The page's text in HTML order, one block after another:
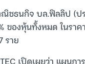
ชธนกิจ บล.ฟิลลิป (ป
ของหุ้นทั้งหมด ในรา
ราย
เปิดเผยว่า แผนก